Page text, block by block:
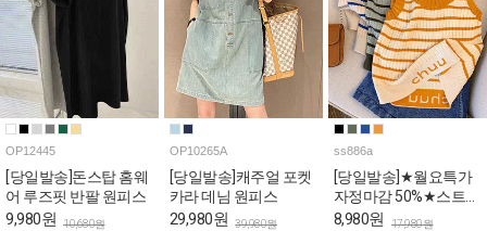
OP12445
[당일발송]돈스탑 홈웨
어 루즈핏 반팔 원피스
9,980원 10,680원
OP10265A
[당일발송]캐주얼 포켓
카라 데님 원피스
29,980원 39,980원
ss886a
[당일발송]★월요특가
자정마감 50%★스트라
이프 쫀쫀 골지 나시
8,980원 17,980원